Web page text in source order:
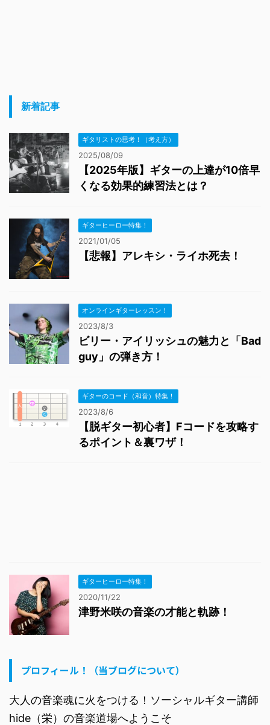
新着記事
ギタリストの思考！（考え方）
2025/08/09
【2025年版】ギターの上達が10倍早
くなる効果的練習法とは？
ギターヒーロー特集！
2021/01/05
【悲報】アレキシ・ライホ死去！
オンラインギターレッスン！
2023/8/3
ビリー・アイリッシュの魅力と「Bad
guy」の弾き方！
ギターのコード（和音）特集！
2023/8/6
【脱ギター初心者】Fコードを攻略す
るポイント＆裏ワザ！
ギターヒーロー特集！
2020/11/22
津野米咲の音楽の才能と軌跡！
プロフィール！（当ブログについて）
大人の音楽魂に火をつける！ソーシャルギター講師
hide（栄）の音楽道場へようこそ